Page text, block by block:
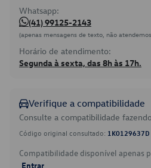
Whatsapp:
(41) 99125-2143
(apenas mensagens de texto, não
Horário de atendimento:
Segunda à sexta, das 8h às 17h.
Verifique a compatibilidade
Consulte a compatibilidade
Código original consultado: 1K0129637D
Compatibilidade disponível apenas
Entrar